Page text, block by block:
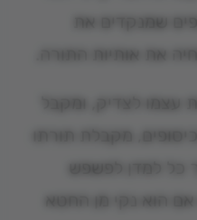
שמנקדים את
את אותיות התורה.
לצדיק, ומקבל
מקבלת תורתו
כל למדן לפשפש
הוא נקי מן החטא